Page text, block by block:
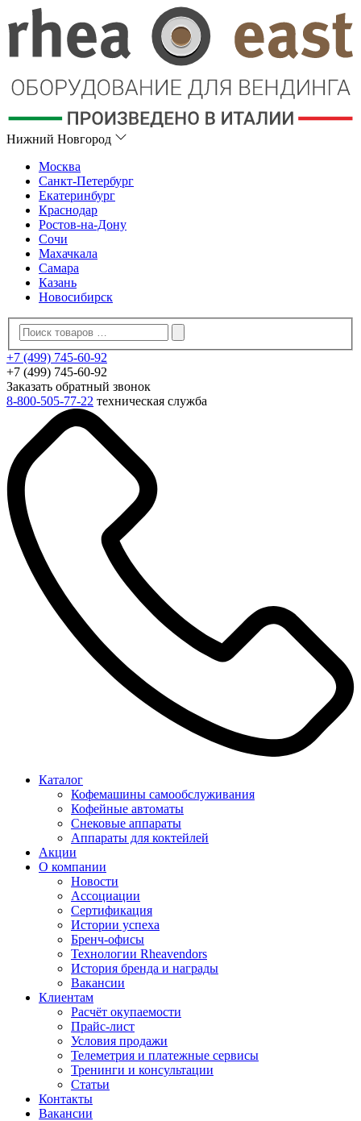
Нижний Новгород
Москва
Санкт-Петербург
Екатеринбург
Краснодар
Ростов-на-Дону
Сочи
Махачкала
Самара
Казань
Новосибирск
+7 (499) 745-60-92
+7 (499) 745-60-92
Заказать обратный звонок
8-800-505-77-22 техническая служба
Каталог
Кофемашины самообслуживания
Кофейные автоматы
Снековые аппараты
Аппараты для коктейлей
Акции
О компании
Новости
Ассоциации
Сертификация
Истории успеха
Бренч-офисы
Технологии Rheavendors
История бренда и награды
Вакансии
Клиентам
Расчёт окупаемости
Прайс-лист
Условия продажи
Телеметрия и платежные сервисы
Тренинги и консультации
Статьи
Контакты
Вакансии